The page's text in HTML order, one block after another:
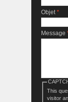
Objet*
Message
This
visitor